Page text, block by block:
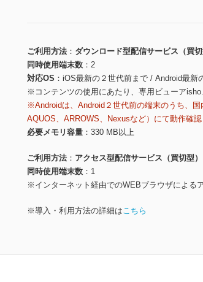
ご利用方法
ダウンロード型配信サービス（買切
同時使用端末数
2
対応OS
iOS最新の２世代前まで / Android最新
※コンテンツの使用にあたり、専用ビューア
※Androidは、Android２世代前の端末のうち、
AQUOS、ARROWS、Nexusなど）にて動作確
必要メモリ容量
330 MB以上
ご利用方法
アクセス型配信サービス（買切型）
同時使用端末数
1
※インターネット経由でのWEBブラウザによる
※導入・利用方法の詳細はこちら